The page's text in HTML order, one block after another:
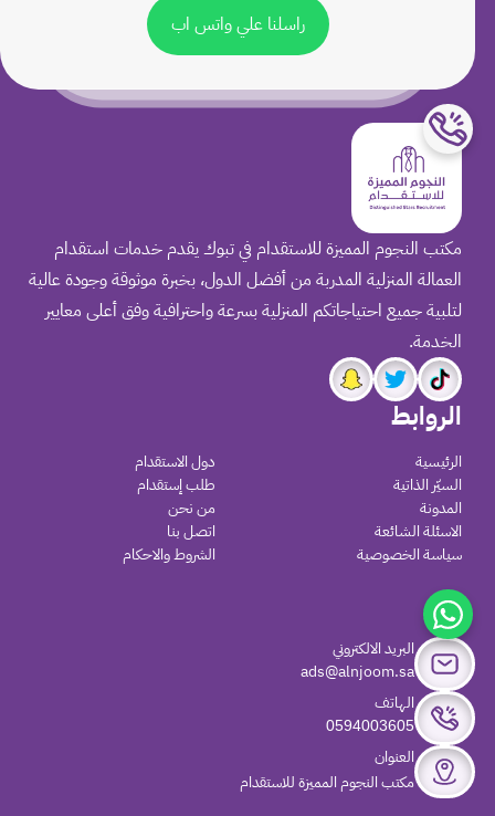
راسلنا علي واتس اب
مكتب النجوم المميزة للاستقدام في تبوك يقدم خدمات استقدام
العمالة المنزلية المدربة من أفضل الدول، بخبرة موثوقة وجودة عالية
لتلبية جميع احتياجاتكم المنزلية بسرعة واحترافية وفق أعلى معايير
الخدمة.
الروابط
الرئيسية
دول الاستقدام
السيّر الذاتية
طلب إستقدام
المدونة
من نحن
الاسئلة الشائعة
اتصل بنا
سياسة الخصوصية
الشروط والاحكام
البريد الالكتروني
ads@alnjoom.sa
الهاتف
0594003605
العنوان
مكتب النجوم المميزة للاستقدام